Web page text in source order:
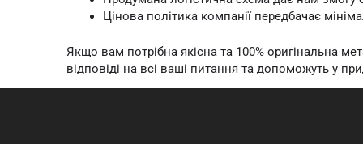
Цінова політика компанії передбачає
Якщо вам потрібна якісна та 100% оригінальна
відповіді на всі ваші питання та допоможуть у